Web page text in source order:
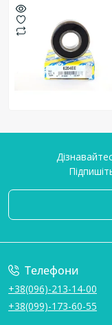
Телефони
+38(096)-213-14-00
+38(099)-173-60-55